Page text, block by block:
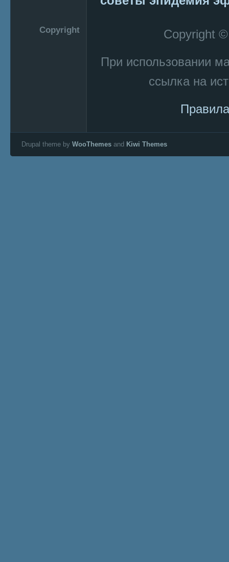
Copyright
Copyright
При использовании
ссылка на
Drupal theme by WooThemes and Kiwi Themes